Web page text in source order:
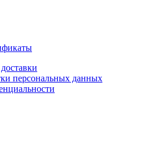
персональных данных